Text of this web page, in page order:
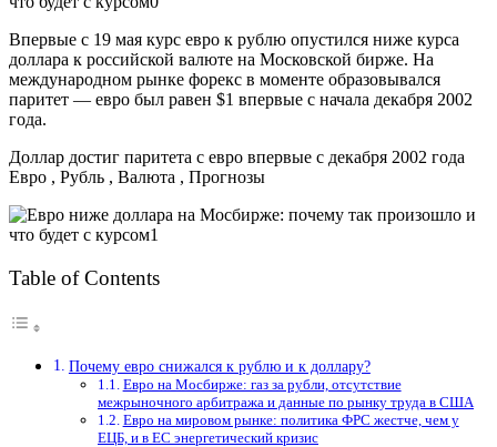
Впервые с 19 мая курс евро к рублю опустился ниже курса
доллара к российской валюте на Московской бирже. На
международном рынке форекс в моменте образовывался
паритет — евро был равен $1 впервые с начала декабря 2002
года.
Доллар достиг паритета с евро впервые с декабря 2002 года
Евро , Рубль , Валюта , Прогнозы
Table of Contents
Почему евро снижался к рублю и к доллару?
Евро на Мосбирже: газ за рубли, отсутствие
межрыночного арбитража и данные по рынку труда в США
Евро на мировом рынке: политика ФРС жестче, чем у
ЕЦБ, и в ЕС энергетический кризис